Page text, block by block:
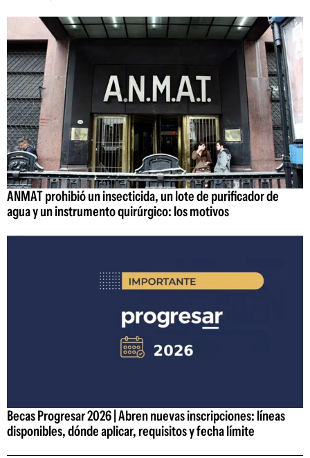
ANMAT prohibió un insecticida, un lote de purificador de
agua y un instrumento quirúrgico: los motivos
Becas Progresar 2026 | Abren nuevas inscripciones: líneas
disponibles, dónde aplicar, requisitos y fecha límite